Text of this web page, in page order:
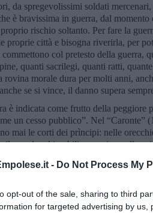
- Do Not Process My
opt-out of the sale, sharing to third
for targeted advertising by
da spregevolissimi soldati
è bravissima in guerra, dal momento
rischio soltanto. Per fare la
proprie città e bisogna riverirla, per
col pretesto della guerra,
quanti sacrilegi, quanti ratti,
rovina morale dura per molti anni,
se si vince, il danno supera
è indicata come frutto della peggiore
un cesso pubblico”. Nel “Caronte”
mai le corti dei prìncipi: nelle
il popolo ed i nobili, e persino nella
e pia. Le stesse cose predicano in
…. Agli inglesi e spagnoli dicono
Dio in persona, e che debbono
crepare, costui non perirà di